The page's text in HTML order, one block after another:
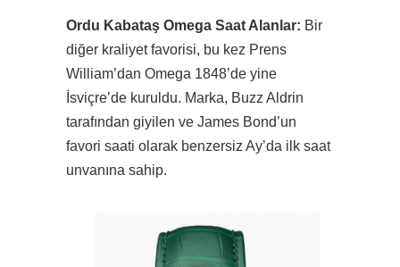
Ordu Kabataş Omega Saat Alanlar: Bir
diğer kraliyet favorisi, bu kez Prens
William’dan Omega 1848’de yine
İsviçre’de kuruldu. Marka, Buzz Aldrin
tarafından giyilen ve James Bond’un
favori saati olarak benzersiz Ay’da ilk saat
unvanına sahip.